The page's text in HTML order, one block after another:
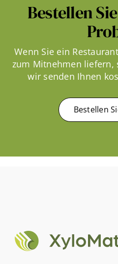
Bestellen
Wenn Sie ein
zum Mitnehmen liefern,
wir senden Ihnen
Bestellen